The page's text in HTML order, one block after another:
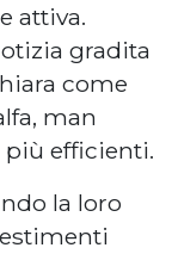
attiva.
gradita
come
man
efficienti.
la loro